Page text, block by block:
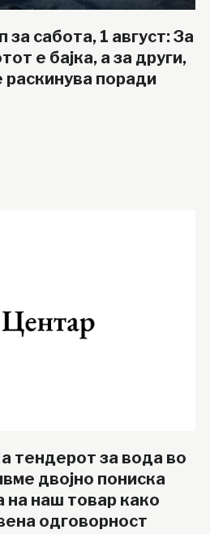
сабота, 1 август: За
е бајка, а за други,
раскинува поради
тендерот за вода во
двојно пониска
на наш товар како
одговорност